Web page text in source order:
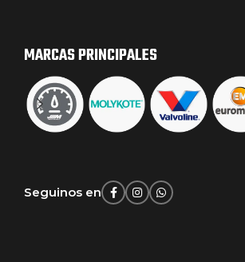
MARCAS PRINCIPALES
Seguinos en